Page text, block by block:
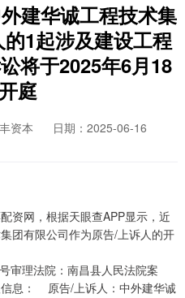
建华诚工程技术集
1起涉及建设工程
将于2025年6月18
庭
资本
日期：2025-06-16
资网，根据天眼查APP显示，近
团有限公司作为原告/上诉人的开
审理法院：南昌县人民法院案
息： 原告/上诉人：中外建华诚